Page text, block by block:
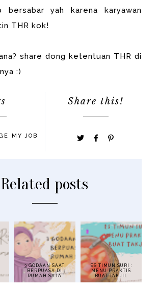
bersabar yah karena karyawan
THR kok!
share dong ketentuan THR di
:)
Share this!
MY JOB
Related posts
3 GODAAN SAAT
BERPUASA DI
RUMAH SAJA
ES TIMUN SURI :
MENU PRAKTIS
BUAT TAKJIL